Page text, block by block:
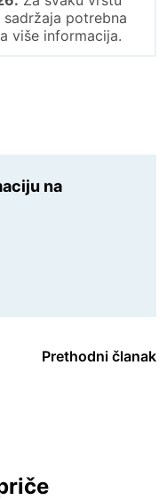
potrebna
više informacija.
na
Prethodni članak